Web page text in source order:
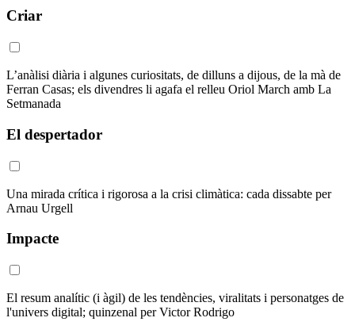
Criar
L’anàlisi diària i algunes curiositats, de dilluns a dijous, de la mà de
Ferran Casas; els divendres li agafa el relleu Oriol March amb La
Setmanada
El despertador
Una mirada crítica i rigorosa a la crisi climàtica: cada dissabte per
Arnau Urgell
Impacte
El resum analític (i àgil) de les tendències, viralitats i personatges de
l'univers digital; quinzenal per Victor Rodrigo